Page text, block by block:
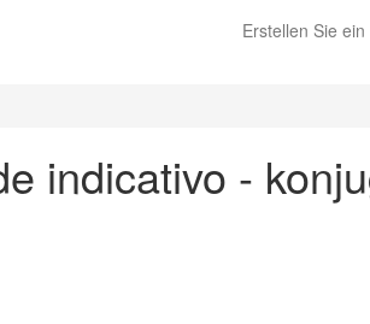
Erstellen Sie ein
indicativo -